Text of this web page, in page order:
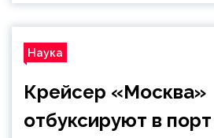
Наука
Крейсер «Москва»
отбуксируют в порт